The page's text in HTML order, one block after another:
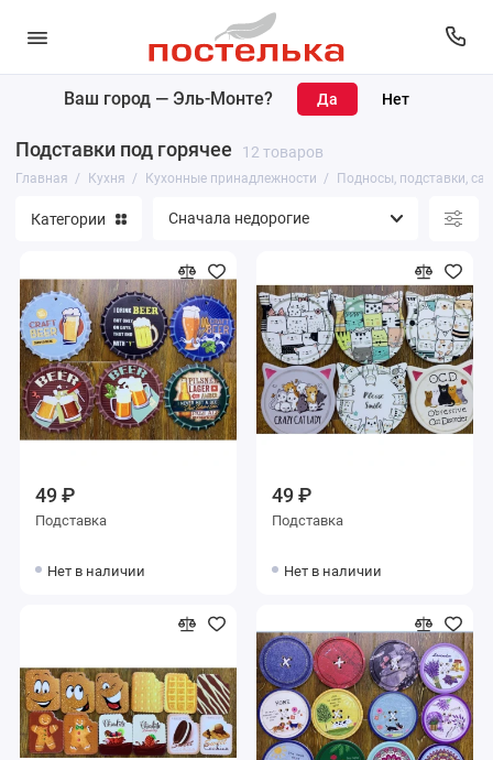
Ваш город — Эль-Монте?
Подставки под горячее 12 товаров
Главная Кухня Кухонные принадлежности Подносы, подставки,
Кухонные принадлежности
Чайники и кофейники
Столовая посуда
Посуда для приготовления
Категории
49 ₽
Подставка
Нет в наличии
49 ₽
Подставка
Нет в наличии